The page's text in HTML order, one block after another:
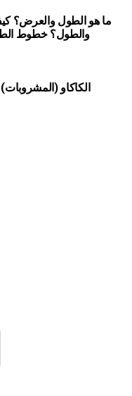
ما هو الطول والعرض؟
والطول؟ خطوط
الكاكاو